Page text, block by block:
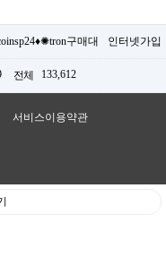
구매대 인터넷가입
전체 133,612
서비스이용약관